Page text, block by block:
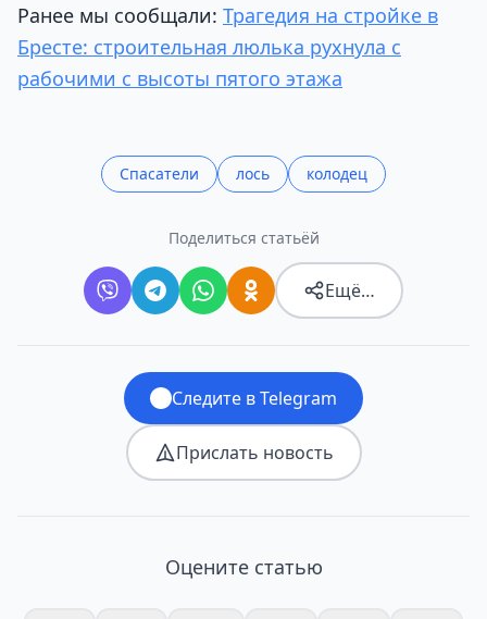
Ранее мы сообщали: Трагедия на стройке в
Бресте: строительная люлька рухнула с
рабочими с высоты пятого этажа
Спасатели лось колодец
Поделиться статьёй
Ещё…
Следите в Telegram
Прислать новость
Оцените статью